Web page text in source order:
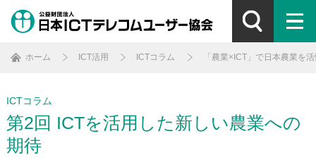
ホーム ICT活用 ICTコラム 「農業×ICT」で日本農業を
ICTコラム
第2回 ICTを活用した新しい農業への
期待